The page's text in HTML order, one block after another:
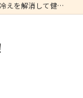
冷えを解消して健康生活習慣！